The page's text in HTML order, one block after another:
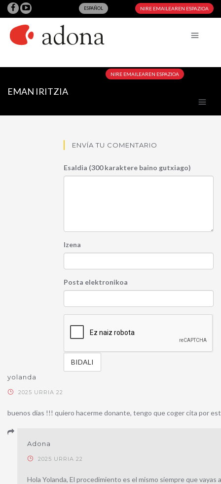
ESPAÑOL NIRE EMAILEAREN ESPAZIOA
NIRE EMAILEAREN ESPAZIOA
EMAN IRITZIA
ENVÍA TU COMENTARIO
Esaldia (300 karaktere baino gutxiago)
Izena
Posta elektronikoa
yolanda
2025 URRIA 22
buenos dias !!! quiero hacerme donante, tengo que coger cita por
Adona
2025 URRIA 22
Hola Yolanda, El procedimiento es el mismo siempre que